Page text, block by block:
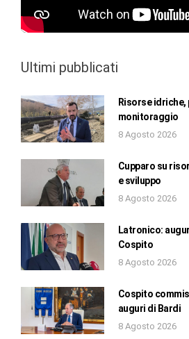
Ultimi pubblicati
Risorse idriche,
monitoraggio
8 Agosto 2026
Cupparo su
e sviluppo
8 Agosto 2026
Latronico:
Cospito
8 Agosto 2026
Cospito
auguri di Bardi
8 Agosto 2026